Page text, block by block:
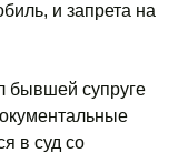
и запрета на
бывшей супруге
в суд со